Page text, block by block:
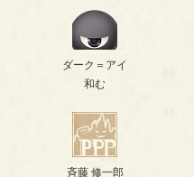
ダーク＝アイ
和む
斉藤 修一郎